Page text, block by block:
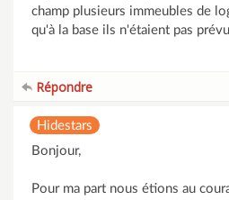
champ plusieurs immeubles de
qu'à la base ils n'étaient pas
Répondre
Hidestars
Bonjour,
Pour ma part nous étions au